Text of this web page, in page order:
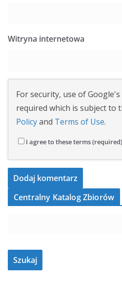
Witryna internetowa
For security, use of Google's
required which is subject to
Policyand Terms of Use.
I agree to these terms
Centralny Katalog Zbiorów